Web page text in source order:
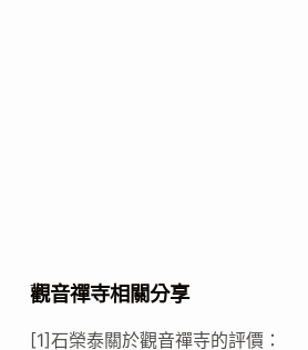
觀音禪寺相關分享
[1]石榮泰關於觀音禪寺的評價：